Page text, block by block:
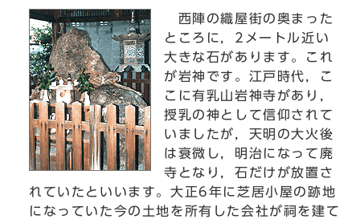
西陣の織屋街の奥まった
ところに，2メートル近い
大きな石があります。これ
が岩神です。江戸時代，こ
こに有乳山岩神寺があり，
授乳の神として信仰されて
いましたが，天明の大火後
は衰微し，明治になって廃
寺となり，石だけが放置さ
れていたといいます。大正6年に芝居小屋の跡地
になっていた今の土地を所有した会社が祠を建て